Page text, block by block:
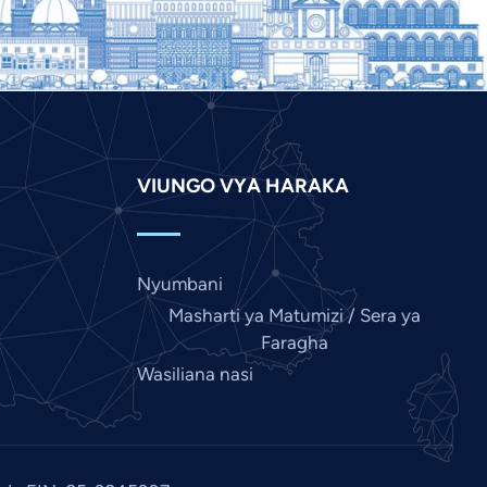
VIUNGO VYA HARAKA
Nyumbani
Masharti ya Matumizi / Sera ya
Faragha
Wasiliana nasi
Chinese
Dutch
Finnish
French
German
Gujarati
Hindi
Indonesian
Italian
Japanese